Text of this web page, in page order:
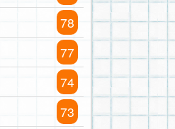
78
77
74
73